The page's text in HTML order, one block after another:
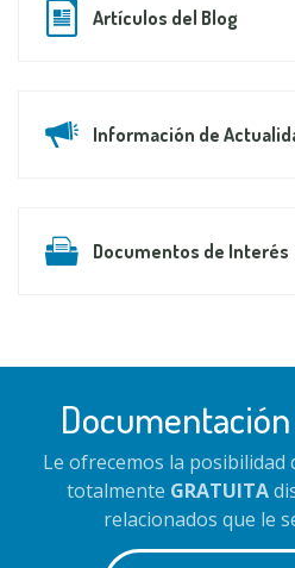
Artículos del Blog
Información de
Documentos de Interés
Le ofrecemos la posibilidad
totalmente GRATUITA
relacionados que le